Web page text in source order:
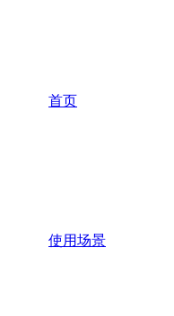
首页
使用场景